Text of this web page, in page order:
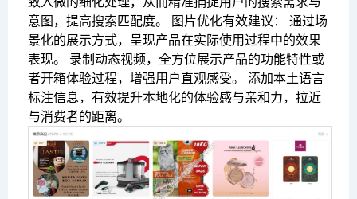
意图，提高搜索匹配度。 图片优化有效建议： 通过场
景化的展示方式，呈现产品在实际使用过程中的效果
表现。 录制动态视频，全方位展示产品的功能特性或
者开箱体验过程，增强用户直观感受。 添加本土语言
标注信息，有效提升本地化的体验感与亲和力，拉近
与消费者的距离。